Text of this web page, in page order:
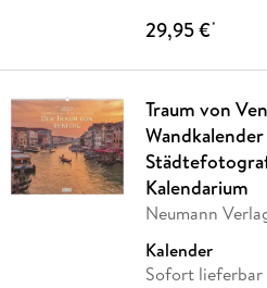
29,95 €*
Traum von
Kalendarium
Neumann
Kalender
Sofort lieferbar